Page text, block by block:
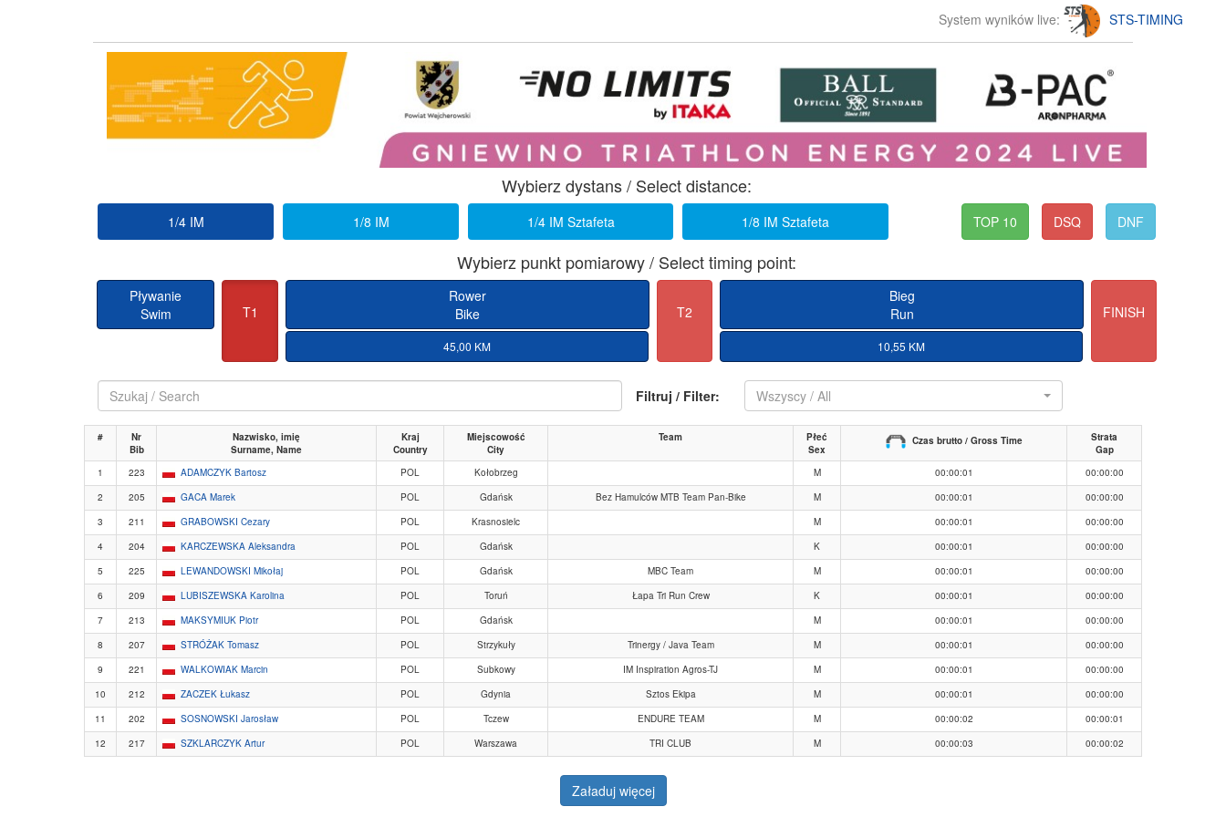
System wyników live: STS-TIMING
Wybierz dystans / Select distance:
1/4 IM 1/8 IM 1/4 IM Sztafeta 1/8 IM Sztafeta TOP 10 DSQ DNF
Wybierz punkt pomiarowy / Select timing point:
Pływanie
Swim
T1
Rower
Bike
45,00 KM
T2
Bieg
Run
10,55 KM
FINISH
Filtruj / Filter: Wszyscy / All
#
Nr
Bib
Nazwisko, imię
Surname, Name
Kraj
Country
Miejscowość
City
Team
Płeć
Sex
Czas brutto / Gross Time
Strata
Gap
1
223 ADAMCZYK Bartosz POL Kołobrzeg M 00:00:01
00:00:00
2
205 GACA Marek POL Gdańsk Bez Hamulców MTB Team Pan-Bike M 00:00:01
00:00:00
3
211 GRABOWSKI Cezary POL Krasnosielc M 00:00:01
00:00:00
4
204 KARCZEWSKA Aleksandra POL Gdańsk K 00:00:01
00:00:00
5
225 LEWANDOWSKI Mikołaj POL Gdańsk MBC Team M 00:00:01
00:00:00
6
209 LUBISZEWSKA Karolina POL Toruń Łapa Tri Run Crew K 00:00:01
00:00:00
7
213 MAKSYMIUK Piotr POL Gdańsk M 00:00:01
00:00:00
8
207 STRÓŻAK Tomasz POL Strzykuły Trinergy / Java Team M 00:00:01
00:00:00
9
221 WALKOWIAK Marcin POL Subkowy IM Inspiration Agros-TJ M 00:00:01
00:00:00
10
212 ZACZEK Łukasz POL Gdynia Sztos Ekipa M 00:00:01
00:00:00
11
202 SOSNOWSKI Jarosław POL Tczew ENDURE TEAM M 00:00:02
00:00:01
12
217 SZKLARCZYK Artur POL Warszawa TRI CLUB M 00:00:03 00:00:02
Załaduj więcej